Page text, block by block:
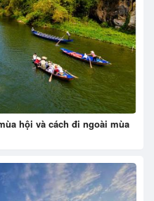
hội và cách đi ngoài mùa